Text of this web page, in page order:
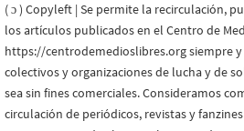
( ɔ ) Copyleft | Se permite la recirculación,
los artículos publicados en el Centro de
https://centrodemedioslibres.org siempre
colectivos y organizaciones de lucha y de
sea sin fines comerciales. Consideramos
circulación de periódicos, revistas y